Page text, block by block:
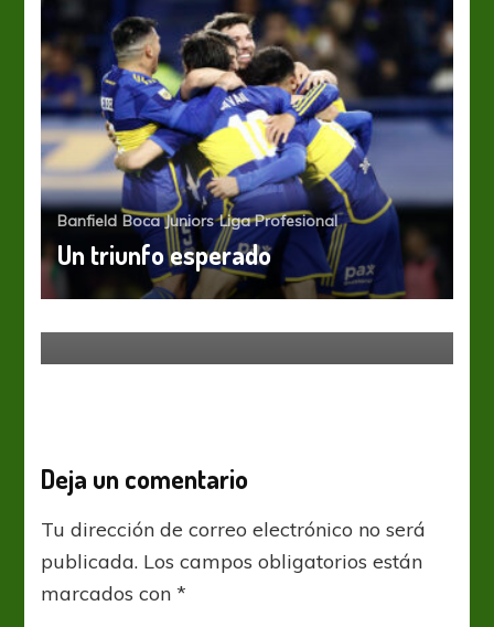
Banfield Boca Juniors Liga Profesional
Un triunfo esperado
Liga Profesional
Deja un comentario
Tu dirección de correo electrónico no será
publicada. Los campos obligatorios están
marcados con*